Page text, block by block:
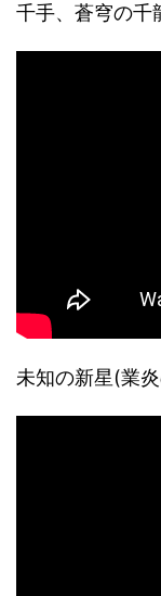
千手、蒼穹の千
未知の新星(業